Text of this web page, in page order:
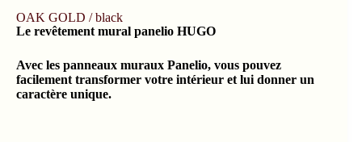
OAK GOLD / black
Le revêtement mural panelio HUGO
Avec les panneaux muraux Panelio, vous pouvez
facilement transformer votre intérieur et lui donner un
caractère unique.